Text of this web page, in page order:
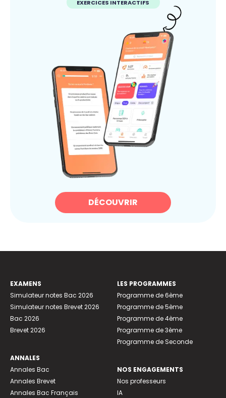
EXERCICES INTERACTIFS
DÉCOUVRIR
EXAMENS
Simulateur notes Bac 2026
Simulateur notes Brevet 2026
Bac 2026
Brevet 2026
ANNALES
Annales Bac
Annales Brevet
Annales Bac Français
LES PROGRAMMES
Programme de 6ème
Programme de 5ème
Programme de 4ème
Programme de 3ème
Programme de Seconde
NOS ENGAGEMENTS
Nos professeurs
IA